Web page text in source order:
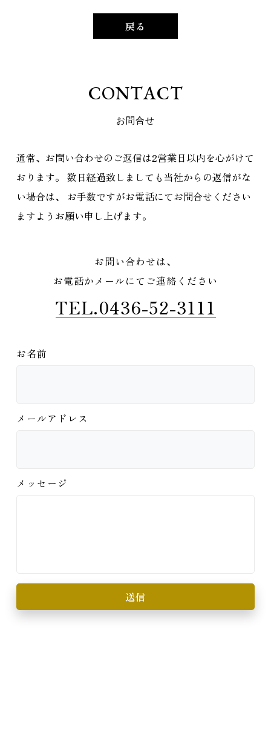
戻る
CONTACT
お問合せ
通常、お問い合わせのご返信は2営業日以内を心がけて
おります。 数日経過致しましても当社からの返信がな
い場合は、
お手数ですがお電話にてお問合せください
ますようお願い申し上げます。
お問い合わせは、
お電話かメールにてご連絡ください
TEL.0436-52-3111
お名前
メールアドレス
メッセージ